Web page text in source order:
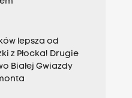
lepsza od
z Płocka! Drugie
Białej Gwiazdy